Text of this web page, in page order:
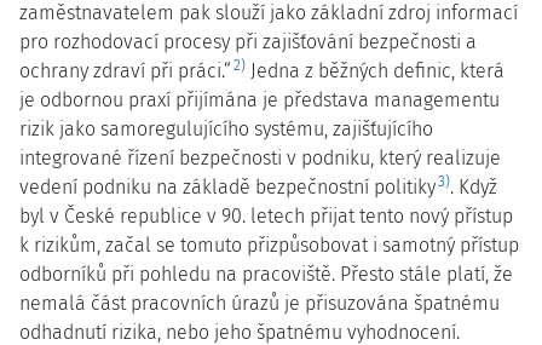
zaměstnavatelem pak slouží jako základní zdroj informací
pro rozhodovací procesy při zajišťování bezpečnosti a
ochrany zdraví při práci.“ 2) Jedna z běžných definic, která
je odbornou praxí přijímána je představa managementu
rizik jako samoregulujícího systému, zajišťujícího
integrované řízení bezpečnosti v podniku, který realizuje
vedení podniku na základě bezpečnostní politiky3). Když
byl v České republice v 90. letech přijat tento nový přístup
k rizikům, začal se tomuto přizpůsobovat i samotný přístup
odborníků při pohledu na pracoviště. Přesto stále platí, že
nemalá část pracovních úrazů je přisuzována špatnému
odhadnutí rizika, nebo jeho špatnému vyhodnocení.